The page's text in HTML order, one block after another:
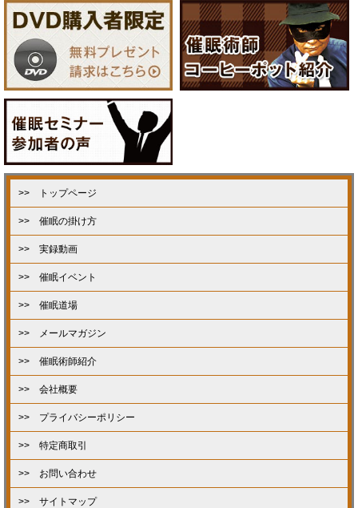
>> トップページ
>> 催眠の掛け方
>> 実録動画
>> 催眠イベント
>> 催眠道場
>> メールマガジン
>> 催眠術師紹介
>> 会社概要
>> プライバシーポリシー
>> 特定商取引
>> お問い合わせ
>> サイトマップ